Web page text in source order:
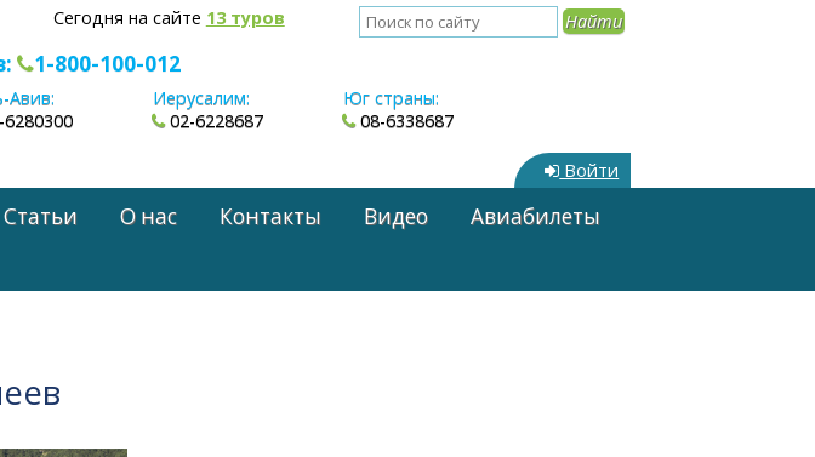
Сегодня на сайте 13 туров
1-800-100-012
Авив:
Иерусалим:
02-6228687
Юг страны:
08-6338687
Войти
Статьи О нас Контакты Видео
Авиабилеты